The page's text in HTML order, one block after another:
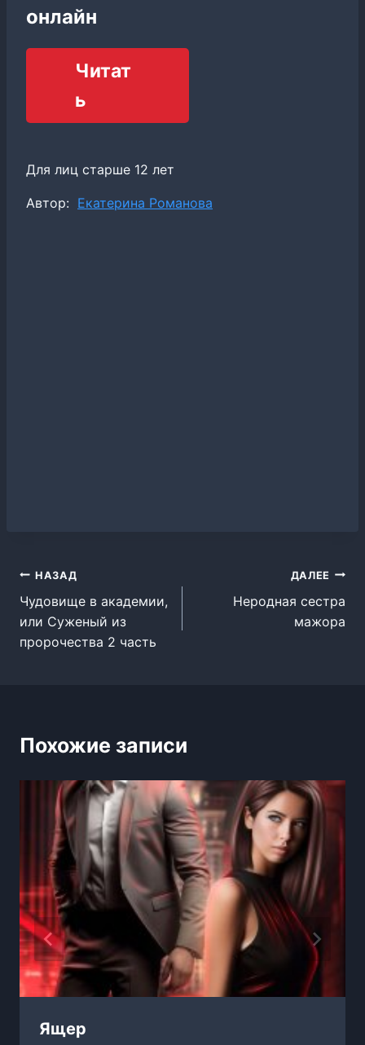
онлайн
Читат
ь
Для лиц старше 12 лет
Метки
Автор: Екатерина Романова
Навигация
по
записям
НАЗАД
Чудовище в академии,
или Суженый из
пророчества 2 часть
ДАЛЕЕ
Неродная сестра
мажора
Похожие записи
Ящер